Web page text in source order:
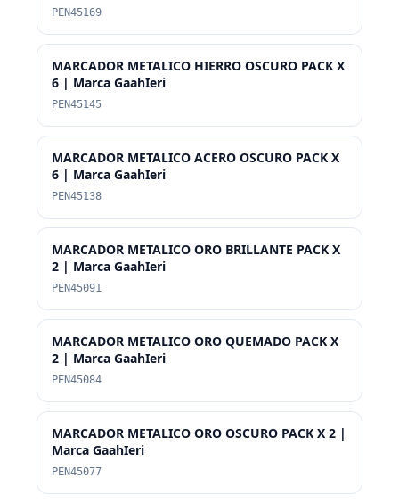
PEN45169
MARCADOR METALICO HIERRO OSCURO PACK X
6 | Marca GaahIeri
PEN45145
MARCADOR METALICO ACERO OSCURO PACK X
6 | Marca GaahIeri
PEN45138
MARCADOR METALICO ORO BRILLANTE PACK X
2 | Marca GaahIeri
PEN45091
MARCADOR METALICO ORO QUEMADO PACK X
2 | Marca GaahIeri
PEN45084
MARCADOR METALICO ORO OSCURO PACK X 2 |
Marca GaahIeri
PEN45077